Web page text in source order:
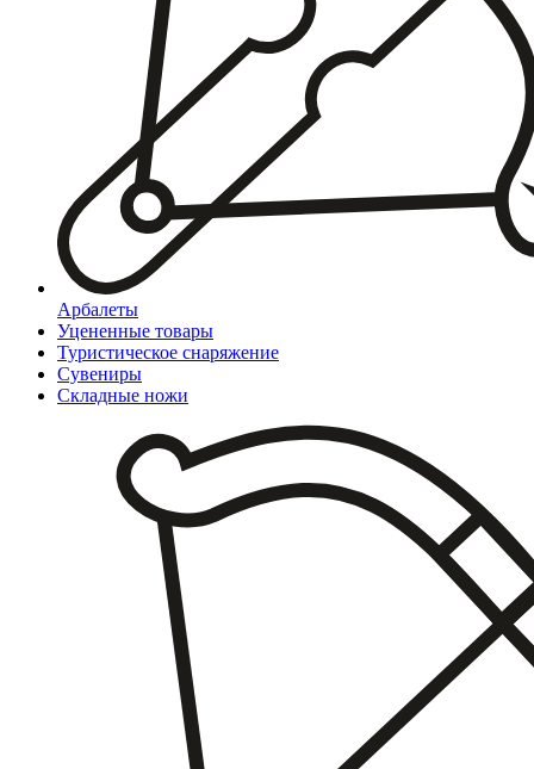
Арбалеты
Уцененные товары
Туристическое снаряжение
Сувениры
Складные ножи